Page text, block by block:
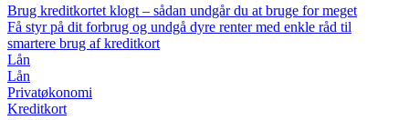
Brug kreditkortet klogt – sådan undgår du at bruge for meget
Få styr på dit forbrug og undgå dyre renter med enkle råd til
smartere brug af kreditkort
Lån
Lån
Privatøkonomi
Kreditkort